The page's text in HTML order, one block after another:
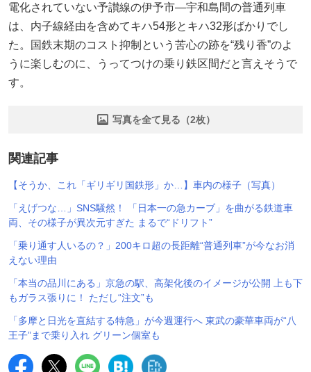
電化されていない予讃線の伊予市―宇和島間の普通列車
は、内子線経由を含めてキハ54形とキハ32形ばかりでし
た。国鉄末期のコスト抑制という苦心の跡を“残り香”のよ
うに楽しむのに、うってつけの乗り鉄区間だと言えそうで
す。
写真を全て見る（2枚）
関連記事
【そうか、これ「ギリギリ国鉄形」か…】車内の様子（写真）
「えげつな…」SNS騒然！ 「日本一の急カーブ」を曲がる鉄道車
両、その様子が異次元すぎた まるで“ドリフト”
「乗り通す人いるの？」200キロ超の長距離“普通列車”が今なお消
えない理由
「本当の品川にある」京急の駅、高架化後のイメージが公開 上も下
もガラス張りに！ ただし“注文”も
「多摩と日光を直結する特急」が今週運行へ 東武の豪華車両が“八
王子”まで乗り入れ グリーン個室も